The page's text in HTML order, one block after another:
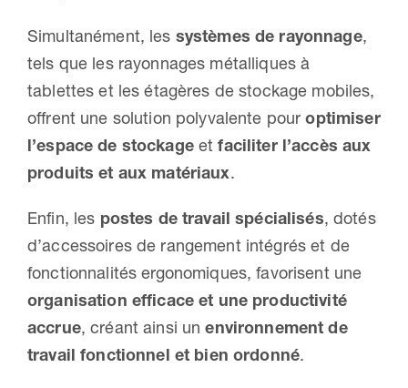
Simultanément, les systèmes de rayonnage,
tels que les rayonnages métalliques à
tablettes et les étagères de stockage mobiles,
offrent une solution polyvalente pouroptimiser
l’espace de stockageetfaciliter l’accès aux
produits et aux matériaux.
Enfin, les postes de travail spécialisés, dotés
d’accessoires de rangement intégrés et de
fonctionnalités ergonomiques, favorisent une
organisation efficace et une productivité
accrue, créant ainsi unenvironnement de
travail fonctionnel et bien ordonné.